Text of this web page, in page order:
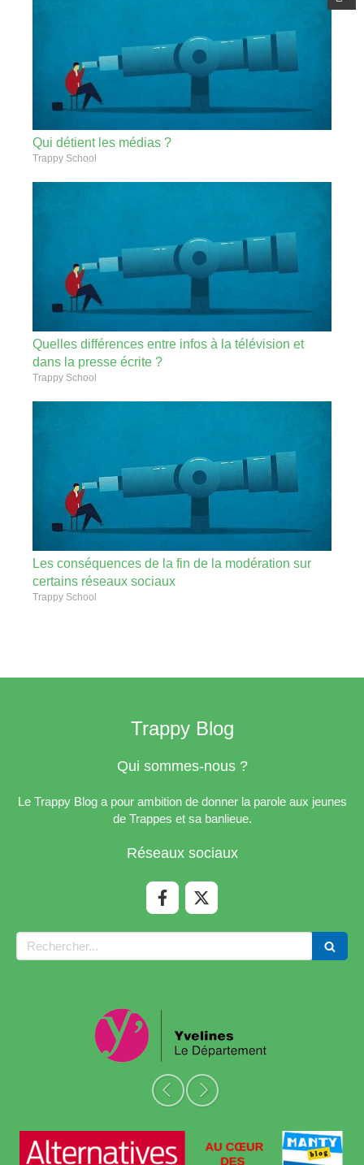
Qui détient les médias ?
Trappy School
Quelles différences entre infos à la télévision et
dans la presse écrite ?
Trappy School
Les conséquences de la fin de la modération sur
certains réseaux sociaux
Trappy School
Trappy Blog
Qui sommes-nous ?
Le Trappy Blog a pour ambition de donner la parole aux jeunes
de Trappes et sa banlieue.
Réseaux sociaux
Rechercher
Slide précédent
Slide suivant